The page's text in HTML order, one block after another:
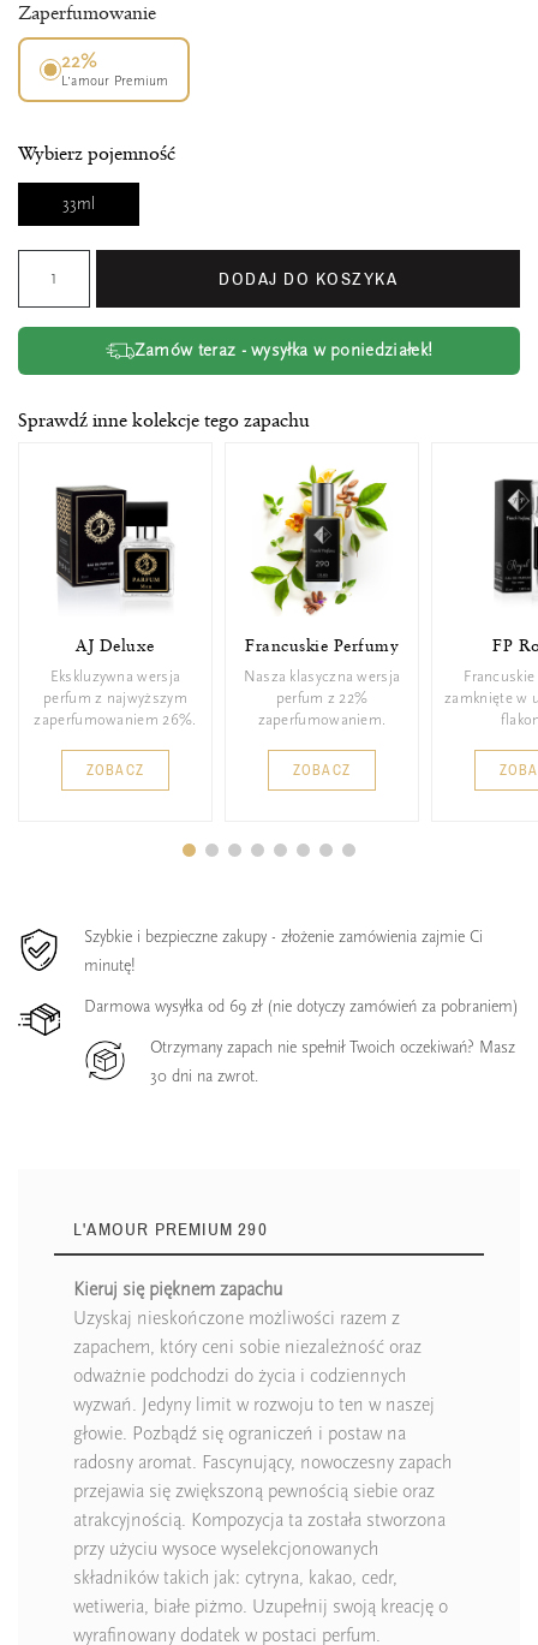
Zaperfumowanie
22%
L’amour Premium
Wybierz pojemność
33ml
DODAJ DO KOSZYKA
Zamów teraz - wysyłka w poniedziałek!
Sprawdź inne kolekcje tego zapachu
AJ Deluxe
Ekskluzywna wersja
perfum z najwyższym
zaperfumowaniem 26%.
ZOBACZ
Francuskie Perfumy
Nasza klasyczna wersja
perfum z 22%
zaperfumowaniem.
ZOBACZ
FP
zamknięte w
Szybkie i bezpieczne zakupy - złożenie zamówienia zajmie Ci
minutę!
Darmowa wysyłka od 69 zł (nie dotyczy zamówień za pobraniem)
Otrzymany zapach nie spełnił Twoich oczekiwań? Masz
30 dni na zwrot.
L'AMOUR PREMIUM 290
Kieruj się pięknem zapachu
Uzyskaj nieskończone możliwości razem z
zapachem, który ceni sobie niezależność oraz
odważnie podchodzi do życia i codziennych
wyzwań. Jedyny limit w rozwoju to ten w naszej
głowie. Pozbądź się ograniczeń i postaw na
radosny aromat. Fascynujący, nowoczesny zapach
przejawia się zwiększoną pewnością siebie oraz
atrakcyjnością. Kompozycja ta została stworzona
przy użyciu wysoce wyselekcjonowanych
składników takich jak: cytryna, kakao, cedr,
wetiweria, białe piżmo. Uzupełnij swoją kreację o
wyrafinowany dodatek w postaci perfum.